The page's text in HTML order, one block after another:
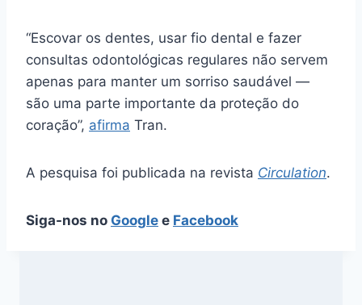
“Escovar os dentes, usar fio dental e fazer
consultas odontológicas regulares não servem
apenas para manter um sorriso saudável —
são uma parte importante da proteção do
coração”, afirma Tran.
A pesquisa foi publicada na revista Circulation.
Siga-nos no Google e Facebook